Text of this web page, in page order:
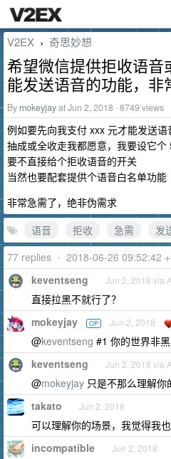
V2EX › 奇思妙想
希望微信提供拒收语音
能发送语音的功能，非
By mokeyjayat Jun 2, 2018 · 8749 views
例如要先向我支付 xxx 元才能发送
抽成或全收走我都愿意，我要设它个
要不直接给个拒收语音的开关
当然也要配套提供个语音白名单功能
非常急需了，绝非伪需求
语音
拒收 急需
发
77 replies • 2018-06-26 09:52:42
keventseng Jun 2, 2018 via
直接拉黑不就行了？
mokeyjay OP Jun 2, 2018
@keventseng #1 你的世界非黑
keventseng Jun 2, 2018 via
@mokeyjay 只是不那么理解你
takato Jun 2, 2018
可以理解你的场景，我觉得我也
incompatible Jun 2, 2018